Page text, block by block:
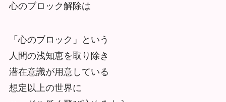
心のブロック解除は
「心のブロック」という
人間の浅知恵を取り除き
潜在意識が用意している
想定以上の世界に